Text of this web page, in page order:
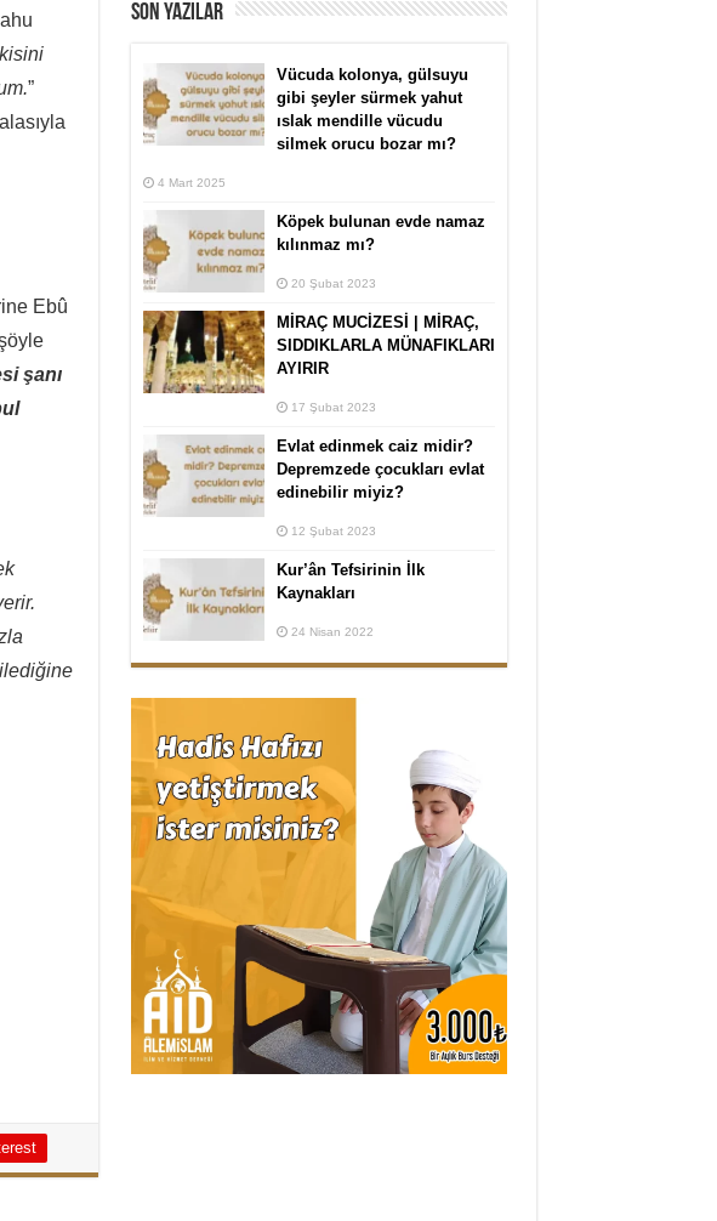
”
Ebû
şanı
SON YAZILAR
Vücuda kolonya, gülsuyu
gibi şeyler sürmek yahut
ıslak mendille vücudu
silmek orucu bozar mı?
4 Mart 2025
Köpek bulunan evde namaz
kılınmaz mı?
20 Şubat 2023
MİRAÇ MUCİZESİ | MİRAÇ,
SIDDIKLARLA MÜNAFIKLARI
AYIRIR
17 Şubat 2023
Evlat edinmek caiz midir?
Depremzede çocukları evlat
edinebilir miyiz?
12 Şubat 2023
Kur’ân Tefsirinin İlk
Kaynakları
24 Nisan 2022